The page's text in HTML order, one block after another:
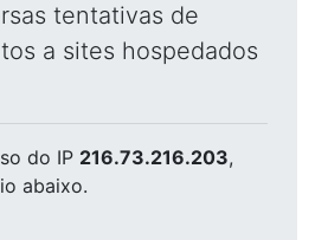
tentativas de
a sites hospedados
do IP 216.73.216.203,
abaixo.